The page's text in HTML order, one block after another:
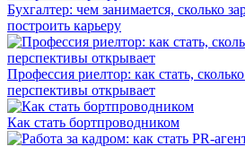
Бухгалтер: чем занимается, сколько
построить карьеру
Профессия риелтор: как стать,
перспективы открывает
Как стать бортпроводником